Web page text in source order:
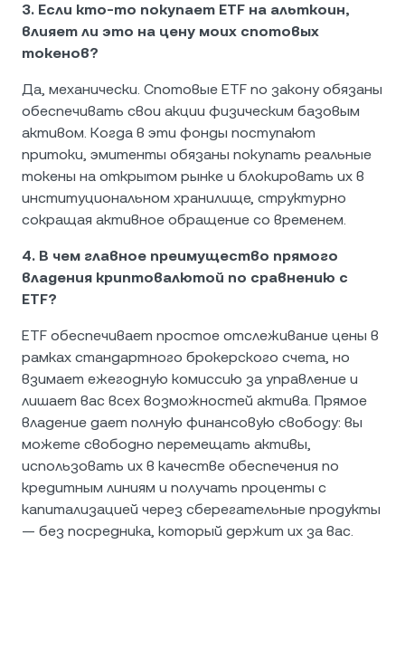
3. Если кто-то покупает ETF на альткоин,
влияет ли это на цену моих спотовых
токенов?
Да, механически. Спотовые ETF по закону обязаны
обеспечивать свои акции физическим базовым
активом. Когда в эти фонды поступают
притоки, эмитенты обязаны покупать реальные
токены на открытом рынке и блокировать их в
институциональном хранилище, структурно
сокращая активное обращение со временем.
4. В чем главное преимущество прямого
владения криптовалютой по сравнению с
ETF?
ETF обеспечивает простое отслеживание цены в
рамках стандартного брокерского счета, но
взимает ежегодную комиссию за управление и
лишает вас всех возможностей актива. Прямое
владение дает полную финансовую свободу: вы
можете свободно перемещать активы,
использовать их в качестве обеспечения по
кредитным линиям и получать проценты с
капитализацией через сберегательные продукты
— без посредника, который держит их за вас.